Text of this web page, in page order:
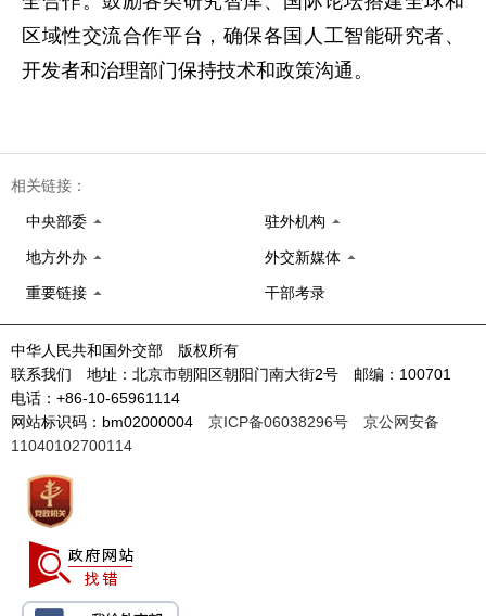
区域性交流合作平台，确保各国人工智能研究者、
开发者和治理部门保持技术和政策沟通。
相关链接：
中央部委 驻外机构
地方外办 外交新媒体
重要链接 干部考录
中华人民共和国外交部 版权所有
联系我们 地址：北京市朝阳区朝阳门南大街2号 邮编：100701
电话：+86-10-65961114
网站标识码：bm02000004 京ICP备06038296号
京公网安备
11040102700114